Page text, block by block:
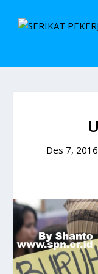
Des 7, 2016